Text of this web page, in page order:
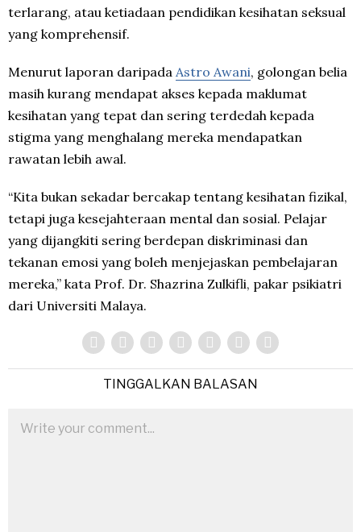
terlarang, atau ketiadaan pendidikan kesihatan seksual
yang komprehensif.
Menurut laporan daripada Astro Awani, golongan belia
masih kurang mendapat akses kepada maklumat
kesihatan yang tepat dan sering terdedah kepada
stigma yang menghalang mereka mendapatkan
rawatan lebih awal.
“Kita bukan sekadar bercakap tentang kesihatan fizikal,
tetapi juga kesejahteraan mental dan sosial. Pelajar
yang dijangkiti sering berdepan diskriminasi dan
tekanan emosi yang boleh menjejaskan pembelajaran
mereka,” kata Prof. Dr. Shazrina Zulkifli, pakar psikiatri
dari Universiti Malaya.
TINGGALKAN BALASAN